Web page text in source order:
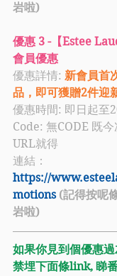
岩啦)
優惠 3 -【Estee
會員優惠
優惠詳情: 新會員首
品，即可獲贈2件迎
優惠時間: 即日起至
Code: 無CODE 既
URL就得
連結：
https://
motions (記得按呢
岩啦)
如果你見到個優惠
禁埋下面條link, 睇